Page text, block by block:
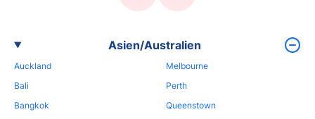
Asien/Australien
Auckland
Bali
Bangkok
Melbourne
Perth
Queenstown